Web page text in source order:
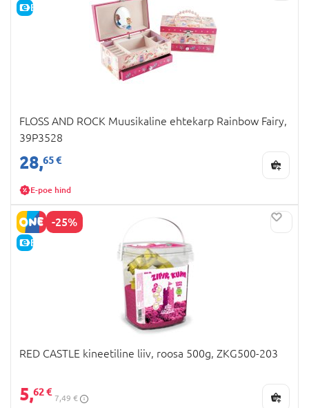
E-HIND
FLOSS AND ROCK Muusikaline ehtekarp Rainbow Fairy,
39P3528
28,65 €
E-poe hind
-25%
E-HIND
RED CASTLE kineetiline liiv, roosa 500g, ZKG500-203
5,62 €
7,49 €